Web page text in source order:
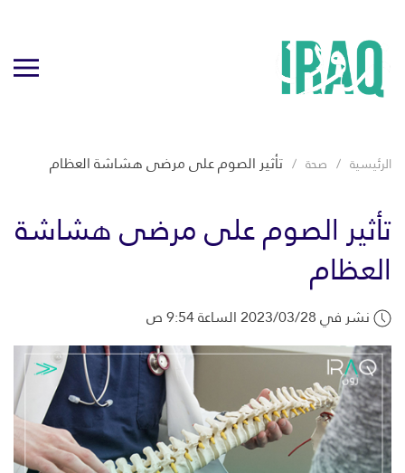
الرئيسية صحة تأثير الصوم على مرضى هشاشة العظام
تأثير الصوم على مرضى هشاشة
العظام
نشر في 2023/03/28 الساعة 9:54 ص